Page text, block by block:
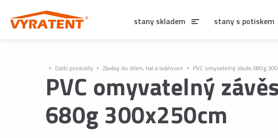
Další produkty Závěsy do dílen, hal a svářoven PVC omyvatelný závěs 680g
PVC omyvatelný
680g 300x250cm
stany skladem stany s potiskem